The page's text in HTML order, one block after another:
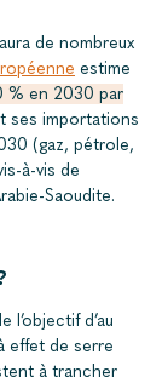
de nombreux
estime
% en 2030 par
ses importations
(gaz, pétrole,
à-vis de
Saoudite.
d’au
effet de serre
à trancher